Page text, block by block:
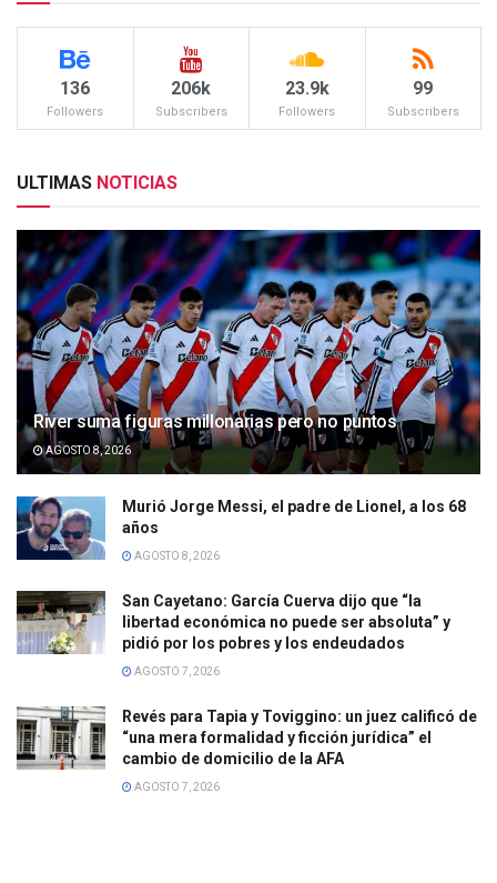
136
Followers
206k
Subscribers
23.9k
Followers
99
Subscribers
ULTIMAS NOTICIAS
River suma figuras millonarias pero no puntos
AGOSTO 8, 2026
Murió Jorge Messi, el padre de Lionel, a los 68
años
AGOSTO 8, 2026
San Cayetano: García Cuerva dijo que “la
libertad económica no puede ser absoluta” y
pidió por los pobres y los endeudados
AGOSTO 7, 2026
Revés para Tapia y Toviggino: un juez calificó de
“una mera formalidad y ficción jurídica” el
cambio de domicilio de la AFA
AGOSTO 7, 2026